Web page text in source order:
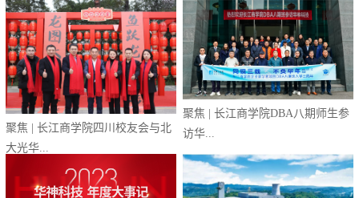
聚焦 | 长江商学院四川校友会与北
大光华...
聚焦 | 长江商学院DBA八期师生参
访华...